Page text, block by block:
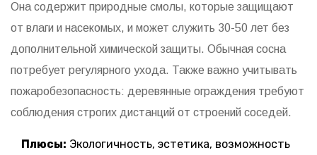
Она содержит природные смолы, которые защищают
от влаги и насекомых, и может служить 30-50 лет без
дополнительной химической защиты. Обычная сосна
потребует регулярного ухода. Также важно учитывать
пожаробезопасность: деревянные ограждения требуют
соблюдения строгих дистанций от строений соседей.
Плюсы: Экологичность, эстетика, возможность